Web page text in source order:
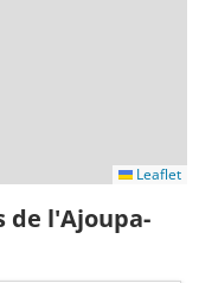
Leaflet
de l'Ajoupa-